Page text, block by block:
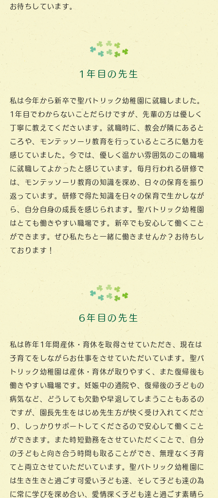
お待ちしています。
1年目の先生
私は今年から新卒で聖パトリック幼稚園に就職しました。
1年目でわからないことだらけですが、先輩の方は優しく
丁寧に教えてくださいます。就職時に、教会が隣にあると
ころや、モンテッソーリ教育を行っているところに魅力を
感じていました。今では、優しく温かい雰囲気のこの職場
に就職してよかったと感じています。毎月行われる研修で
は、モンテッソーリ教育の知識を深め、日々の保育を振り
返っています。研修で得た知識を日々の保育で生かしなが
ら、自分自身の成長を感じられます。聖パトリック幼稚園
はとても働きやすい職場です。新卒でも安心して働くこと
ができます。ぜひ私たちと一緒に働きませんか？お待ちし
ております！
6年目の先生
私は昨年1年間産休・育休を取得させていただき、現在は
子育てをしながらお仕事をさせていただいています。聖パ
トリック幼稚園は産休・育休が取りやすく、また復帰後も
働きやすい職場です。妊娠中の通院や、復帰後の子どもの
病気など、どうしても欠勤や早退してしまうこともあるの
ですが、園長先生をはじめ先生方が快く受け入れてくださ
り、しっかりサポートしてくださるので安心して働くこと
ができます。また時短勤務をさせていただくことで、自分
の子どもと向き合う時間も取ることができ、無理なく子育
てと両立させていただいています。聖パトリック幼稚園に
は生き生きと過ごす可愛い子ども達、そして子ども達の為
に常に学びを深め合い、愛情深く子ども達と過ごす素晴ら